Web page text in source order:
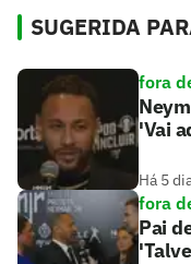
SUGERIDA
fora
'Vai
Há 5
fora
Pai